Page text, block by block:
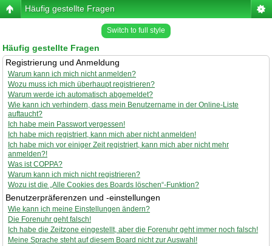
Häufig gestellte Fragen
Switch to full style
Häufig gestellte Fragen
Registrierung und Anmeldung
Warum kann ich mich nicht anmelden?
Wozu muss ich mich überhaupt registrieren?
Warum werde ich automatisch abgemeldet?
Wie kann ich verhindern, dass mein Benutzername in der Online-Liste
auftaucht?
Ich habe mein Passwort vergessen!
Ich habe mich registriert, kann mich aber nicht anmelden!
Ich habe mich vor einiger Zeit registriert, kann mich aber nicht mehr
anmelden?!
Was ist COPPA?
Warum kann ich mich nicht registrieren?
Wozu ist die „Alle Cookies des Boards löschen“-Funktion?
Benutzerpräferenzen und -einstellungen
Wie kann ich meine Einstellungen ändern?
Die Forenuhr geht falsch!
Ich habe die Zeitzone eingestellt, aber die Forenuhr geht immer noch falsch!
Meine Sprache steht auf diesem Board nicht zur Auswahl!